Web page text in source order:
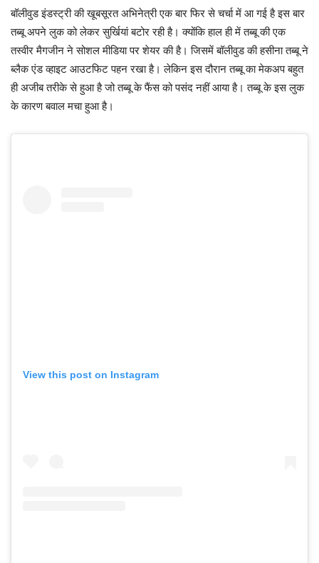
बॉलीवुड इंडस्ट्री की खूबसूरत अभिनेत्री एक बार फिर से चर्चा में आ गई है इस बार
तब्बू अपने लुक को लेकर सुर्खियां बटोर रही है। क्योंकि हाल ही में तब्बू की एक
तस्वीर मैगजीन ने सोशल मीडिया पर शेयर की है। जिसमें बॉलीवुड की हसीना तब्बू ने
ब्लैक एंड व्हाइट आउटफिट पहन रखा है। लेकिन इस दौरान तब्बू का मेकअप बहुत
ही अजीब तरीके से हुआ है जो तब्बू के फैंस को पसंद नहीं आया है। तब्बू के इस लुक
के कारण बवाल मचा हुआ है।
View this post on Instagram